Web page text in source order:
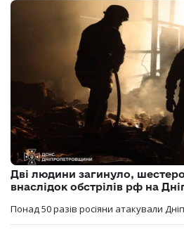
Дві людини загинуло,
внаслідок обстрілів рф на
Понад 50 разів росіяни атакували